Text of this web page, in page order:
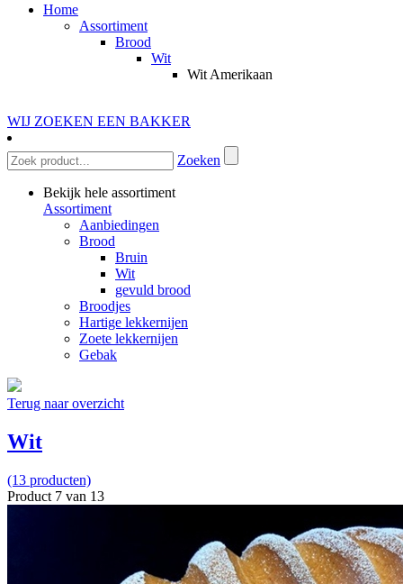
Home
Assortiment
Brood
Wit
Wit Amerikaan
WIJ ZOEKEN EEN BAKKER
Zoeken
Bekijk hele assortiment
Assortiment
Aanbiedingen
Brood
Bruin
Wit
gevuld brood
Broodjes
Hartige lekkernijen
Zoete lekkernijen
Gebak
Terug naar overzicht
Wit
(13 producten)
Product 7 van 13